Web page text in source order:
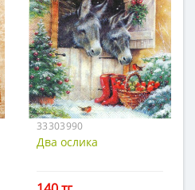
33303990
Два ослика